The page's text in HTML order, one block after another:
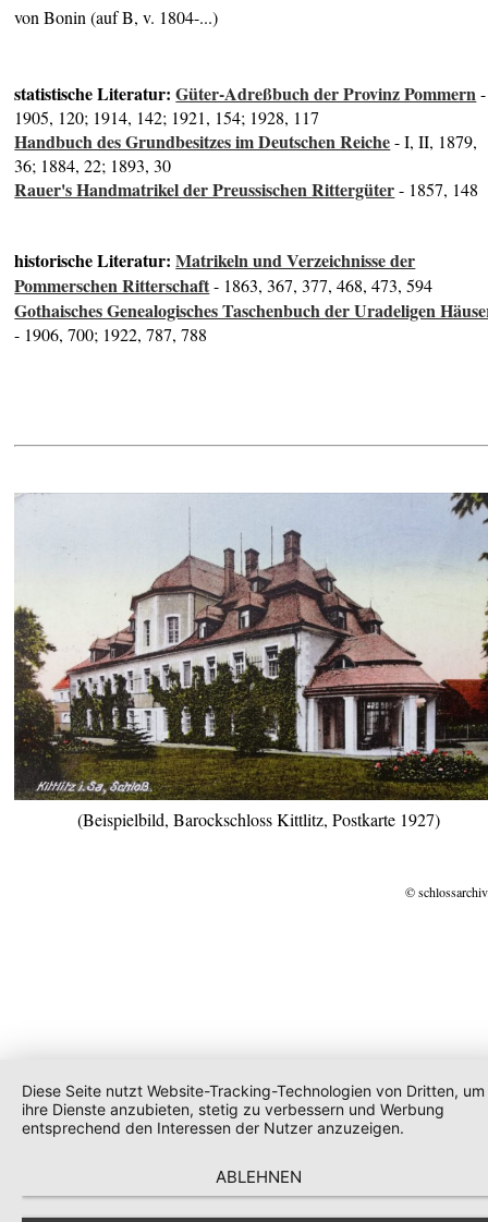
von Bonin (auf B, v. 1804-...)
statistische Literatur:Güter-Adreßbuch der Provinz Pommern-
1905, 120; 1914, 142; 1921, 154; 1928, 117
Handbuch des Grundbesitzes im Deutschen Reiche- I, II, 1879,
36; 1884, 22; 1893, 30
Rauer's Handmatrikel der Preussischen Rittergüter- 1857, 148
historische Literatur:Matrikeln und Verzeichnisse der
Pommerschen Ritterschaft- 1863, 367, 377, 468, 473, 594
Gothaisches Genealogisches Taschenbuch der Uradeligen
- 1906, 700; 1922, 787, 788
(Beispielbild, Barockschloss Kittlitz, Postkarte 1927)
©
Diese Seite nutzt Website-Tracking-Technologien von Dritten, um
ihre Dienste anzubieten, stetig zu verbessern und Werbung
entsprechend den Interessen der Nutzer anzuzeigen.
ABLEHNEN